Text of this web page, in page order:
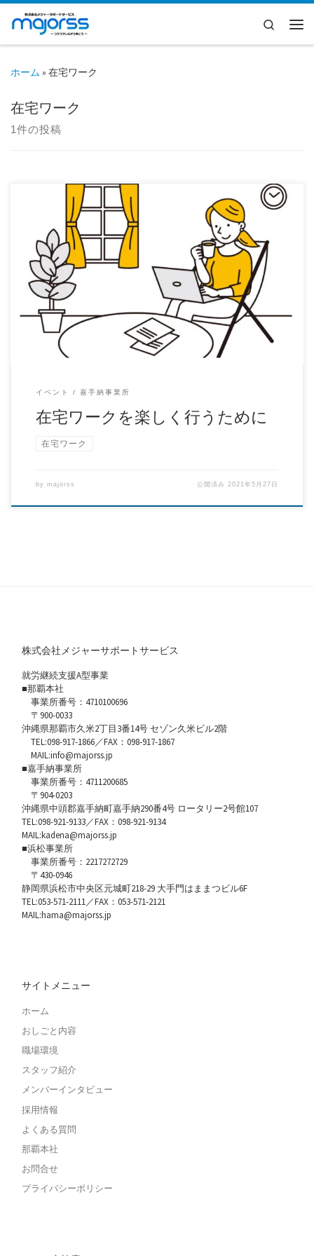
コンテンツへスキップ
Search
ホーム » 在宅ワーク
在宅ワーク
1件の投稿
新型コロナの影響で、在宅ワークが進んでおり、 18名いる利用者
のうち、多くの人が在宅ワークをしていま […]
イベント 嘉手納事業所
在宅ワークを楽しく行うために
在宅ワーク
by majorss 公開済み 2021年5月27日
株式会社メジャーサポートサービス
就労継続支援A型事業
■那覇本社
事業所番号：4710100696
〒900-0033
沖縄県那覇市久米2丁目3番14号 セゾン久米ビル2階
TEL:098-917-1866／FAX：098-917-1867
MAIL:info@majorss.jp
■嘉手納事業所
事業所番号：4711200685
〒904-0203
沖縄県中頭郡嘉手納町嘉手納290番4号 ロータリー2号館107
TEL:098-921-9133／FAX：098-921-9134
MAIL:kadena@majorss.jp
■浜松事業所
事業所番号：2217272729
〒430-0946
静岡県浜松市中央区元城町218-29 大手門はままつビル6F
TEL:053-571-2111／FAX：053-571-2121
MAIL:hama@majorss.jp
サイトメニュー
ホーム
おしごと内容
職場環境
スタッフ紹介
メンバーインタビュー
採用情報
よくある質問
那覇本社
お問合せ
プライバシーポリシー